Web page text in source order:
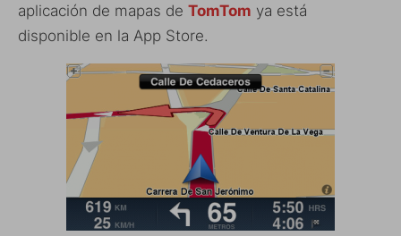
aplicación de mapas de TomTom ya está
disponible en la App Store.